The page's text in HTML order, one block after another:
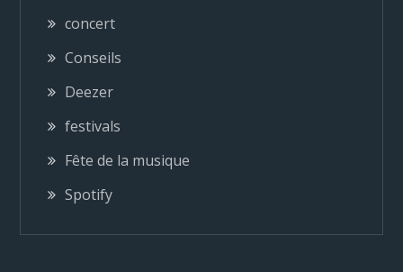
o
n
d
e
l
concert
Conseils
Deezer
festivals
Fête de la musique
Spotify